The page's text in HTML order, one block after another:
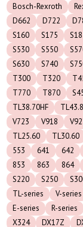
Bosch-Rexroth
D662
D722
S160
S175
S530
S550
S630
S740
T300
T320
T770
T870
TL38.70HF
V723
V918
TL25.60
TL30.60
553
641 642
853
863 864
S220
S250
TL-series
V-series
E-series
R-series
X324
DX17Z